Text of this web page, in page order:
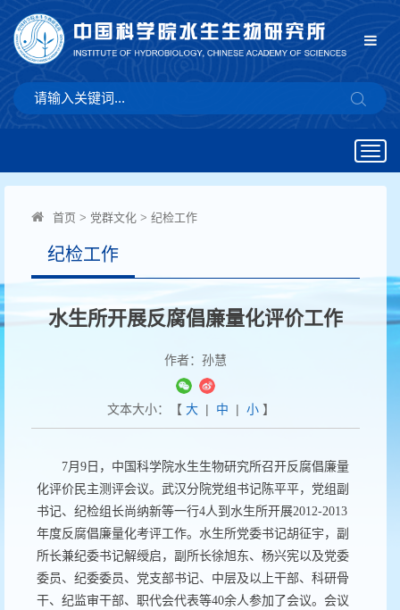
首页 > 党群文化 > 纪检工作
纪检工作
水生所开展反腐倡廉量化评价工作
作者：孙慧
文本大小：【 大| 中 | 小】
7月 9 日，中国科学院水生生物研究所召开反腐倡廉量
化评价民主测评会议。武汉分院党组书记陈平平，党组副
书记、纪检组长尚纳新等一行4人到水生所开展2012-2013
年度反腐倡廉量化考评工作。水生所党委书记胡征宇，副
所长兼纪委书记解绶启，副所长徐旭东、杨兴宪以及党委
委员、纪委委员、党支部书记、中层及以上干部、科研骨
干、纪监审干部、职代会代表等40余人参加了会议。会议